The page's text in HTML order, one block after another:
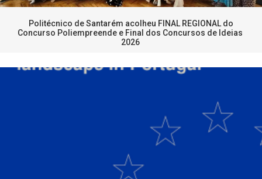
Politécnico de Santarém acolheu FINAL REGIONAL do
Concurso Poliempreende e Final dos Concursos de Ideias
2026